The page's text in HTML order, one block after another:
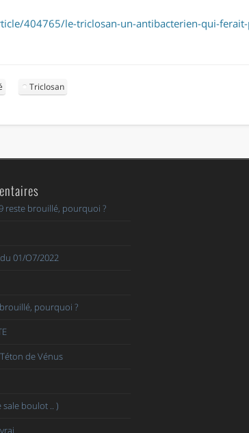
404765/le-triclosan-un-antibacterien-qui-
Triclosan
reste brouillé, pourquoi ?
01/O7/2022
pourquoi ?
de Vénus
sale boulot .. )